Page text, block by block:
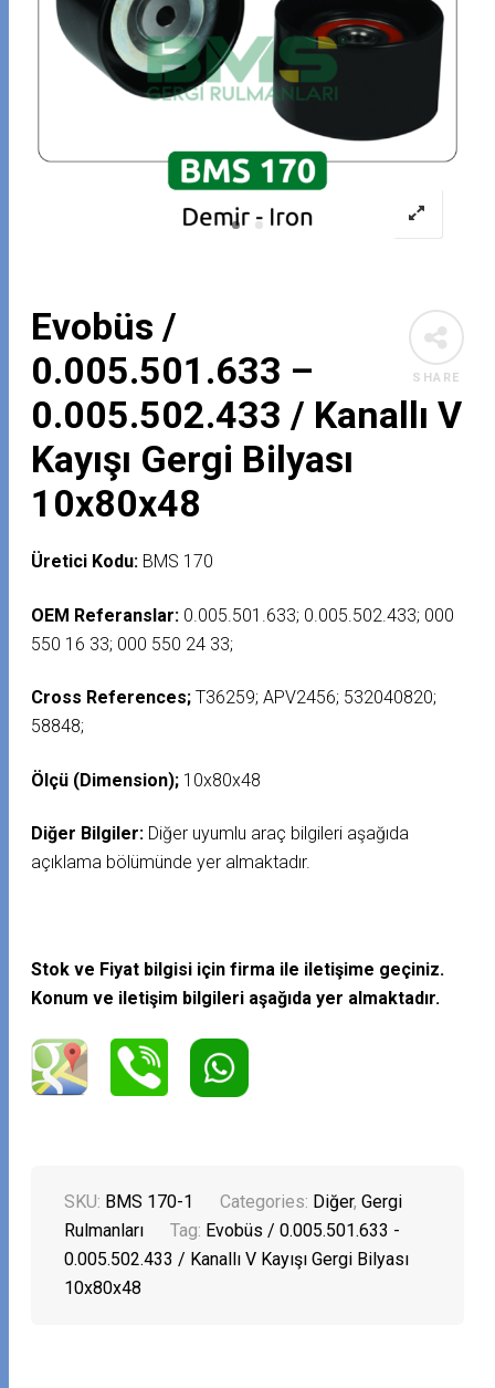
SHARE
Evobüs /
0.005.501.633 –
0.005.502.433 / Kanallı V
Kayışı Gergi Bilyası
10x80x48
Üretici Kodu: BMS 170
OEM Referanslar: 0.005.501.633; 0.005.502.433; 000
550 16 33; 000 550 24 33;
Cross References; T36259; APV2456; 532040820;
58848;
Ölçü (Dimension); 10x80x48
Diğer Bilgiler: Diğer uyumlu araç bilgileri aşağıda
açıklama bölümünde yer almaktadır.
Stok ve Fiyat bilgisi için firma ile iletişime geçiniz.
Konum ve iletişim bilgileri aşağıda yer almaktadır.
SKU: BMS 170-1 Categories: Diğer,Gergi
Rulmanları
Tag: Evobüs / 0.005.501.633 -
0.005.502.433 / Kanallı V Kayışı Gergi Bilyası
10x80x48